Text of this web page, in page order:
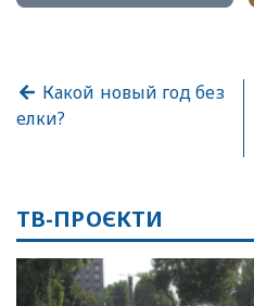
Какой новый год без
елки?
ТВ-ПРОЄКТИ